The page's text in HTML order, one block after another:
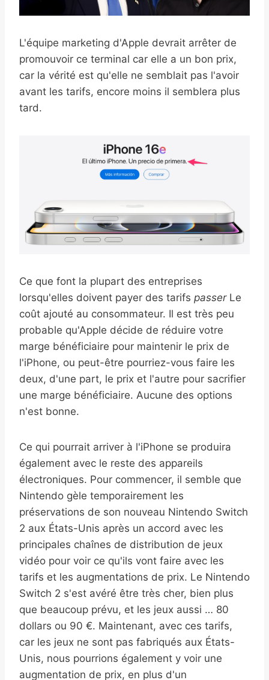
L'équipe marketing d'Apple devrait arrêter de
promouvoir ce terminal car elle a un bon prix,
car la vérité est qu'elle ne semblait pas l'avoir
avant les tarifs, encore moins il semblera plus
tard.
Ce que font la plupart des entreprises
lorsqu'elles doivent payer des tarifs passerLe
coût ajouté au consommateur. Il est très peu
probable qu'Apple décide de réduire votre
marge bénéficiaire pour maintenir le prix de
l'iPhone, ou peut-être pourriez-vous faire les
deux, d'une part, le prix et l'autre pour sacrifier
une marge bénéficiaire. Aucune des options
n'est bonne.
Ce qui pourrait arriver à l'iPhone se produira
également avec le reste des appareils
électroniques. Pour commencer, il semble que
Nintendo gèle temporairement les
préservations de son nouveau Nintendo Switch
2 aux États-Unis après un accord avec les
principales chaînes de distribution de jeux
vidéo pour voir ce qu'ils vont faire avec les
tarifs et les augmentations de prix. Le Nintendo
Switch 2 s'est avéré être très cher, bien plus
que beaucoup prévu, et les jeux aussi … 80
dollars ou 90 €. Maintenant, avec ces tarifs,
car les jeux ne sont pas fabriqués aux États-
Unis, nous pourrions également y voir une
augmentation de prix, en plus d'un